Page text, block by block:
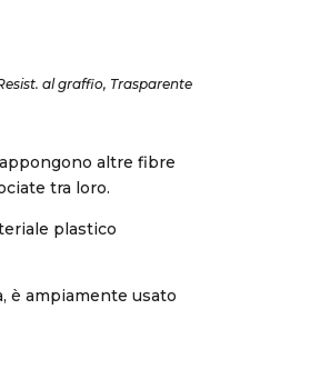
al graffio, Trasparente
altre fibre
tra loro.
plastico
è ampiamente usato